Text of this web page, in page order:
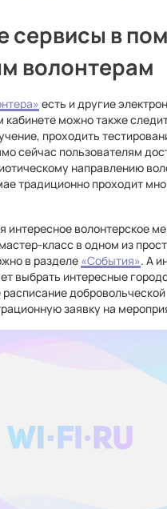
сервисы в
волонтерам
есть и другие
кабинете можно также
проходить
сейчас пользователям
направлению
традиционно проходит
интересное волонтерское
класс в одном из
в разделе «События». А
выбрать интересные
расписание
заявку на